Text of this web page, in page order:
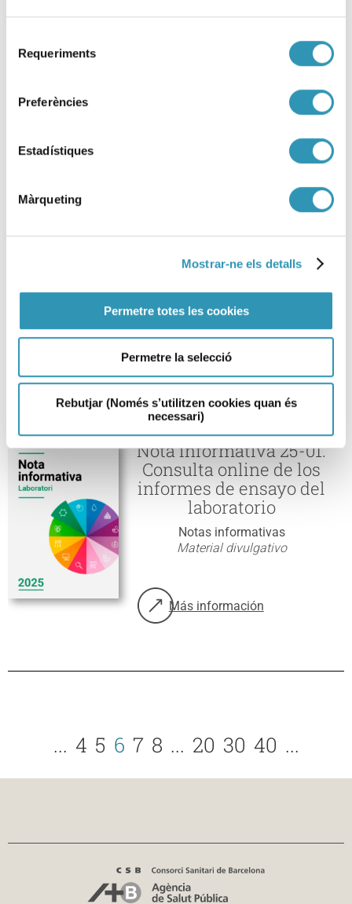
Requeriments
Preferències
Estadístiques
Màrqueting
Mostrar-ne els detalls
Permetre totes les cookies
Permetre la selecció
Rebutjar (Només s’utilitzen cookies quan és
necessari)
Más información
Informe de evaluación de
la encuesta de satisfacción
de clientes del Laboratorio
Informes
Más información
sobre: Informe de evaluación
Nota informativa 25-01.
Consulta online de los
informes de ensayo del
laboratorio
Notas informativas
Material divulgativo
Más información
sobre: Nota informativa 25-01.
... 4 5 6 7 8 ... 20 30 40 ...